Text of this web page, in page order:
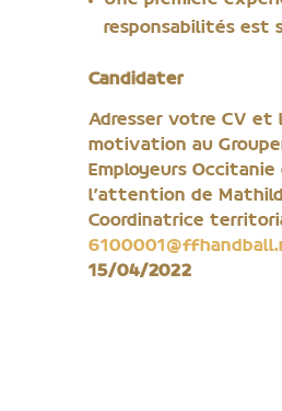
responsabilités est
Candidater
Adresser votre CV et
motivation au
Employeurs Occitanie
l’attention de
Coordinatrice
15/04/2022